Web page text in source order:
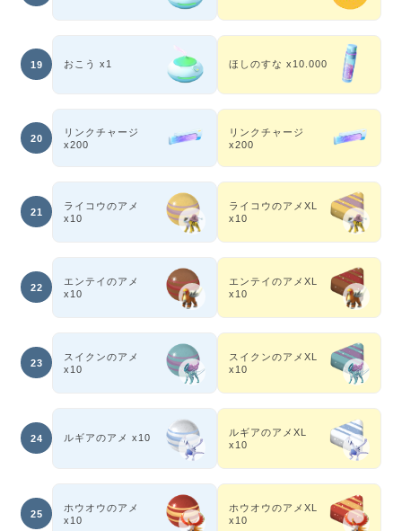
19 おこう x1 ほしのすな x10.000
20
リンクチャージ
x200
リンクチャージ
x200
21
ライコウのアメ
x10
ライコウのアメXL
x10
22
エンテイのアメ
x10
エンテイのアメXL
x10
23
スイクンのアメ
x10
スイクンのアメXL
x10
24 ルギアのアメ x10
ルギアのアメXL
x10
25
ホウオウのアメ
x10
ホウオウのアメXL
x10